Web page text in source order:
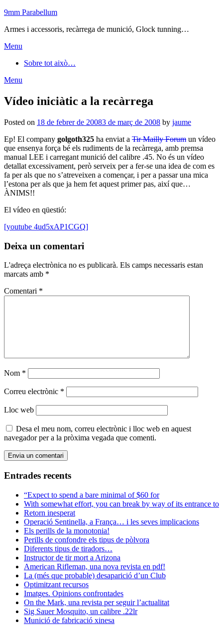
Skip
content
9mm Parabellum
Armes i accessoris, recàrrega de munició, Glock tunning…
Menu
Sobre tot això…
Menu
Vídeo iniciàtic a la recàrrega
Posted on 18 de febrer de 20083 de març de 2008 by jaume
Ep! El company golgoth325 ha enviat a Tir Mailly Forum un vídeo
que ensenya força bé els rudiments de la recàrrega, amb premsa
manual LEE i carregant munició del calibre .45. No és un vídeo
detallat excessivament, però serveix per a fer-se una idea de com es
fa per als que no s’atreveixen a començar, i per a passar una mica
l’estona per als que ja hem fet aquest primer pas, així que…
ÀNIMS!!
El vídeo en qüestió:
[youtube 4ud5xAP1CGQ]
Deixa un comentari
L'adreça electrònica no es publicarà. Els camps necessaris estan
marcats amb *
Comentari *
Nom *
Correu electrònic *
Lloc web
Desa el meu nom, correu electrònic i lloc web en aquest
navegador per a la pròxima vegada que comenti.
Entrades recents
“Expect to spend a bare minimal of $60 for
With somewhat effort, you can break by way of its entrance to
Retorn inesperat
Operació Sentinella, a França… i les seves implicacions
Els perills de la monotonia!
Perills de confondre els tipus de pòlvora
Diferents tipus de tiradors…
Instructor de tir mort a Arizona
American Rifleman, una nova revista en pdf!
La (més que probable) desaparició d’un Club
Optimitzant recursos
Imatges. Opinions confrontades
On the Mark, una revista per seguir l’actualitat
Sig Sauer Mosquito, un calibre .22lr
Munició de fabricació xinesa